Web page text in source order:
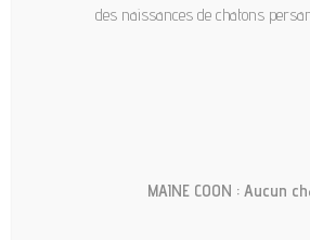
des naissances de chatons
MAINE COON : Aucun